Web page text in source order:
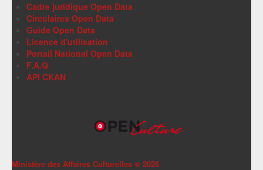
Cadre juridique Open Data
Circulaires Open Data
Guide Open Data
Licence d'utilisation
Portail National Open Data
F.A.Q
API CKAN
Ministère des Affaires Culturelles © 2026